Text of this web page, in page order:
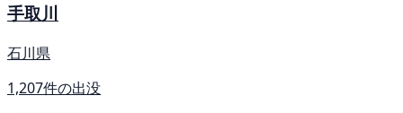
手取川
石川県
1,207件の出没